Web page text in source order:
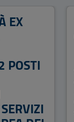
EX
POSTI